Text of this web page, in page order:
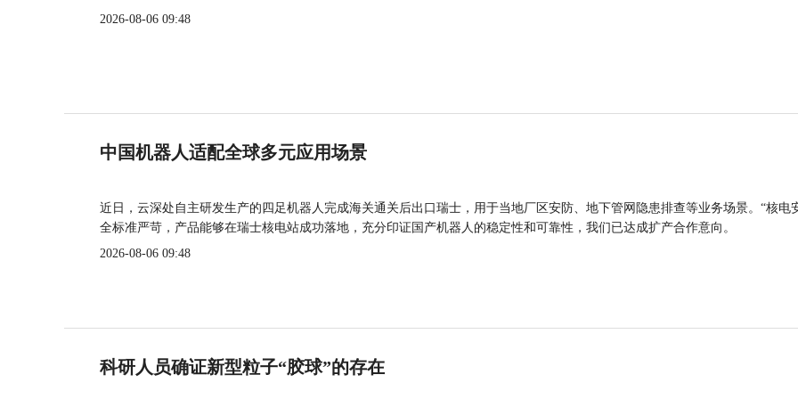
2026-08-06 09:48
中国机器人适配全球多元应用场景
近日，云深处自主研发生产的四足机器人完成海关通关后出口瑞士，用于当地厂区安防、地下管网隐患排查等业务场景。“核电
全标准严苛，产品能够在瑞士核电站成功落地，充分印证国产机器人的稳定性和可靠性，我们已达成扩产合作意向。
2026-08-06 09:48
科研人员确证新型粒子“胶球”的存在